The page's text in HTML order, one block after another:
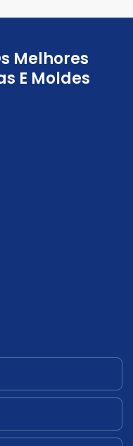
Melhores
E Moldes